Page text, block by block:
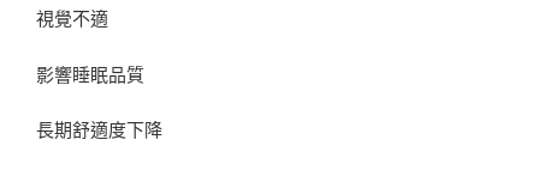
視覺不適
影響睡眠品質
長期舒適度下降